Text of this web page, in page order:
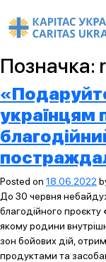
Позначка:
українцям
Posted on 18.06.2022
До 30 червня
благодійного проєкту
якому родини
зон бойових дій,
продуктами та